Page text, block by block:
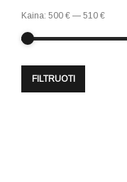
FILTRUOTI
Kaina: 500 € — 510 €